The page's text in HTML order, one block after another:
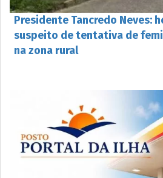
Presidente Tancredo Neves:
suspeito de tentativa de
na zona rural